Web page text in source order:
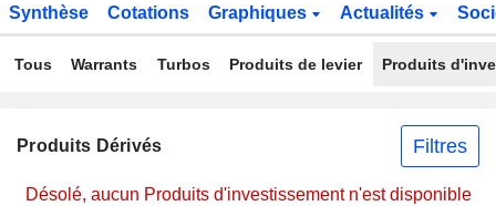
Synthèse Cotations Graphiques Actualités
Tous Warrants Turbos Produits de levier Produits
Produits Dérivés Filtres
Désolé, aucun Produits d'investissement n'est disponible